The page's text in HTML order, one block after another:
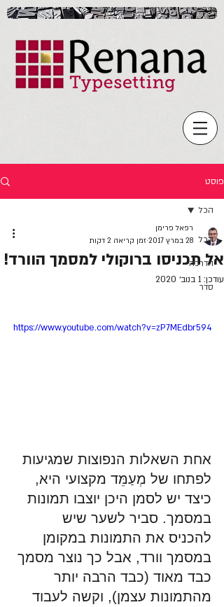
פוסט
הכל
הדרכה
סדר
הכל
אל תכניסו ברוקולי למסמך הוורד!
רפאל פרימן
28 במרץ 2017
זמן קריאה 2 דקות
עודכן: 1 בנוב׳ 2020
https://www.youtube.com/watch?v=zP7MEdbr594
אחת השאלות הנפוצות שמגיעות
לפתחו של מְעַמֵּד מקצועי היא,
כיצד יש לסמן היכן יוצבו תמונות
במסמך. סביר לשער שיש
להכניס את התמונות במקומן
במסמך וורד, אבל כך נוצר מסמך
כבד מאוד (כבד הרבה יותר
מהתמונות עצמן), וקשה לעבוד